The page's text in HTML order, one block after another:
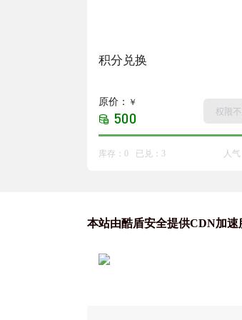
积分兑换
原价： ￥
500 权限
库存： 0 已兑： 3 人气
本站由酷盾安全提供CDN加速